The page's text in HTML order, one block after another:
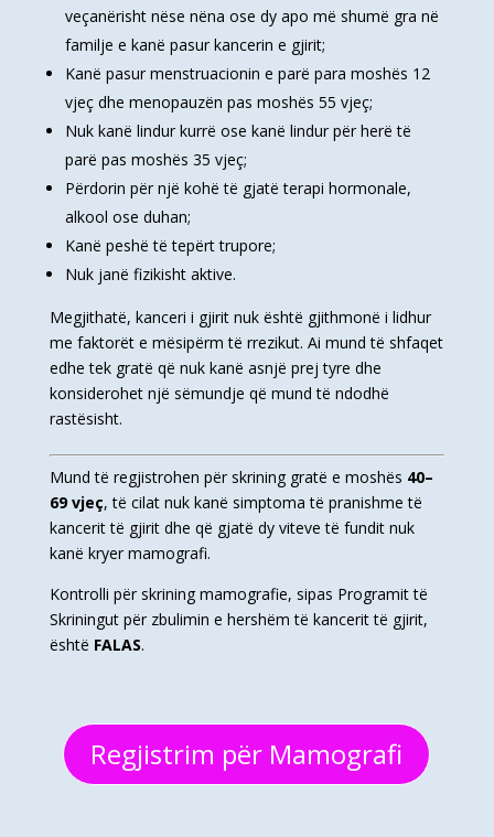
veçanërisht nëse nëna ose dy apo më shumë gra në
familje e kanë pasur kancerin e gjirit;
Kanë pasur menstruacionin e parë para moshës 12
vjeç dhe menopauzën pas moshës 55 vjeç;
Nuk kanë lindur kurrë ose kanë lindur për herë të
parë pas moshës 35 vjeç;
Përdorin për një kohë të gjatë terapi hormonale,
alkool ose duhan;
Kanë peshë të tepërt trupore;
Nuk janë fizikisht aktive.
Megjithatë, kanceri i gjirit nuk është gjithmonë i lidhur
me faktorët e mësipërm të rrezikut. Ai mund të shfaqet
edhe tek gratë që nuk kanë asnjë prej tyre dhe
konsiderohet një sëmundje që mund të ndodhë
rastësisht.
Mund të regjistrohen për skrining gratë e moshës 40–
69 vjeç, të cilat nuk kanë simptoma të pranishme të
kancerit të gjirit dhe që gjatë dy viteve të fundit nuk
kanë kryer mamografi.
Kontrolli për skrining mamografie, sipas Programit të
Skriningut për zbulimin e hershëm të kancerit të gjirit,
është FALAS.
Regjistrim për Mamografi